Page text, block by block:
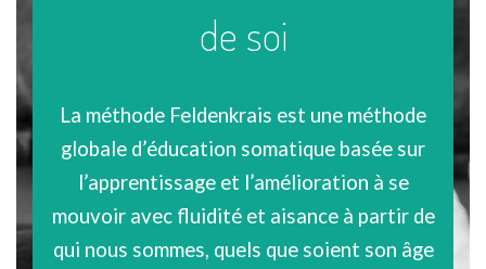
de soi
La méthode Feldenkrais est une méthode
globale d’éducation somatique basée sur
l’apprentissage et l’amélioration à se
mouvoir avec fluidité et aisance à partir de
qui nous sommes, quels que soient son âge